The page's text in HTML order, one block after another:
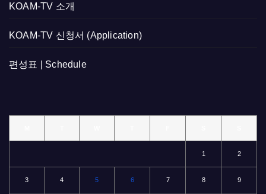
KOAM-TV 소개
KOAM-TV 신청서 (Application)
편성표 | Schedule
1 2
3 4 5 6 7 8 9